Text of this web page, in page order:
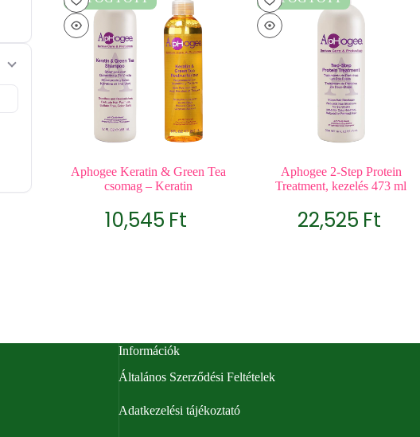
Aphogee Keratin & Green Tea
csomag – Keratin
10,545 Ft
Aphogee 2-Step Protein
Treatment, kezelés 473 ml
22,525 Ft
Információk
Általános Szerződési Feltételek
Adatkezelési tájékoztató